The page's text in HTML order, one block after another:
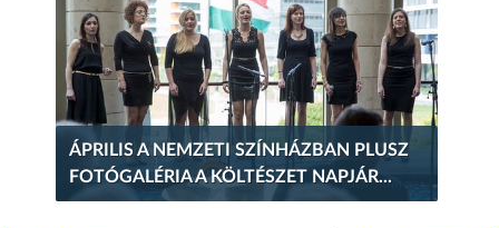
ÁPRILIS A NEMZETI SZÍNHÁZBAN PLUSZ
FOTÓGALÉRIA A KÖLTÉSZET NAPJÁR...